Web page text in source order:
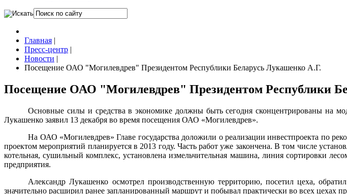
Главная |
Пресс-центр |
Новости |
Посещение ОАО "Могилевдрев" Президентом Республики Беларусь Лукашенко А.Г.
Посещение ОАО "Могилевдрев" Президентом Республики
Основные силы и средства в экономике должны быть сегодня сконцентрированы на
Лукашенко заявил 13 декабря во время посещения ОАО «Могилевдрев».
На ОАО «Могилевдрев» Главе государства доложили о реализации инвестпроекта по
проектом мероприятий планируется в 2013 году. Часть работ уже закончена. В том числе
котельная, сушильный комплекс, установлена измельчительная машина, линия сортировки
предприятия.
Александр Лукашенко осмотрел производственную территорию, посетил цеха,
значительно расширил ранее запланированный маршрут и побывал практически во всех цехах